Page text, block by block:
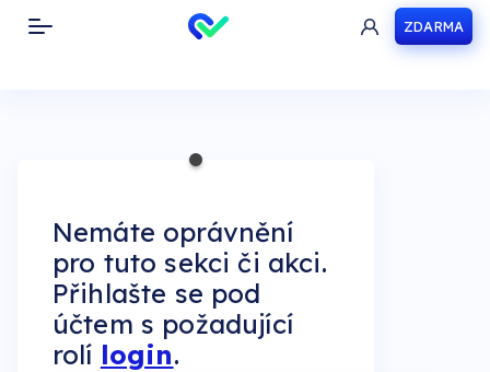
Toggle navigation ZDARMA
Nemáte oprávnění
pro tuto sekci či akci.
Přihlašte se pod
účtem s požadující
rolí login.